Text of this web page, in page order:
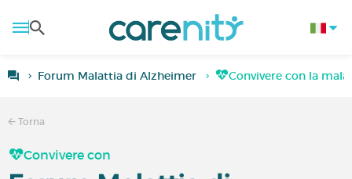
Forum Malattia di Alzheimer Convivere con la
Torna
Convivere con